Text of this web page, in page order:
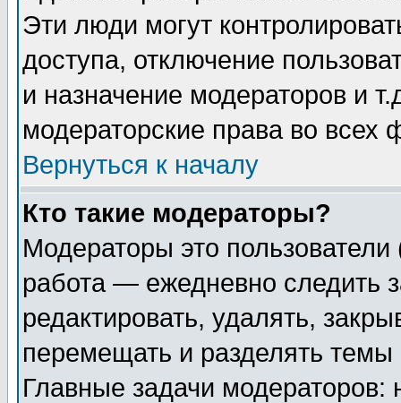
Эти люди могут
доступа, отключение
и назначение модераторов и
модераторские права во всех
Вернуться к началу
Кто такие модераторы?
Модераторы это
работа — ежедневно следить
редактировать, удалять,
перемещать и разделять
Главные задачи